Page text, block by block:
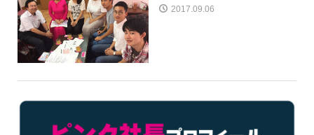
2017.09.06